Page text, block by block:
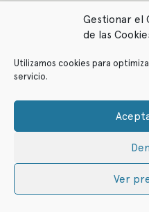
Gestionar el
de las
Utilizamos cookies para
servicio.
Ver